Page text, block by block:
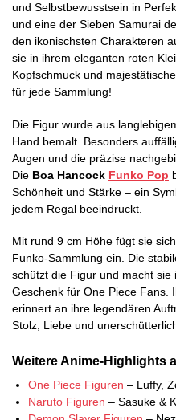
und Selbstbewusstsein in
und eine der Sieben Samurai
den ikonischsten Charakteren
sie in ihrem eleganten roten
Kopfschmuck und
für jede Sammlung!
Die Figur wurde aus
Hand bemalt. Besonders
Augen und die präzise
Die Boa Hancock Funko Pop
Schönheit und Stärke – ein
jedem Regal beeindruckt.
Mit rund 9 cm Höhe fügt sie
Funko-Sammlung ein. Die
schützt die Figur und macht
Geschenk für One Piece Fans.
erinnert an ihre legendären
Stolz, Liebe und
Weitere Anime-Highlights
One Piece Figuren – Luffy,
Naruto Figuren – Sasuke &